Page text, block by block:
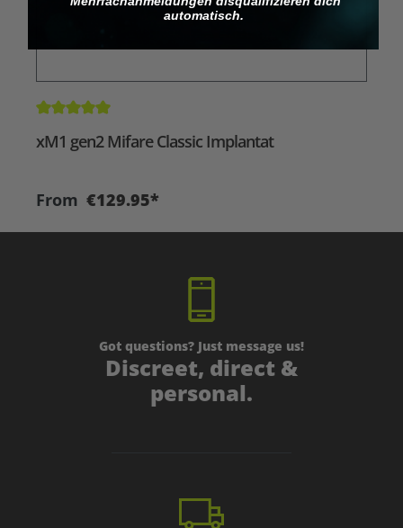
Average rating of 5 out of 5 stars
xM1 gen2 Mifare Classic Implantat
From €129.95*
Got questions? Just message us!
Discreet, direct &
personal.
automatisch.